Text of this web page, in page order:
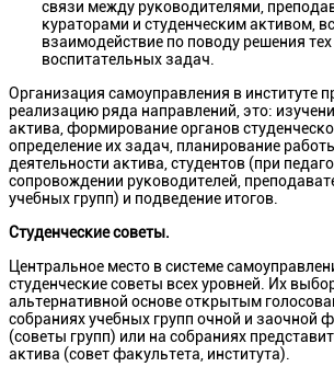
связи между руководителями,
кураторами и студенческим активом,
взаимодействие по поводу решения
воспитательных задач.
Организация самоуправления в институте
реализацию ряда направлений, это:
актива, формирование органов
определение их задач, планирование
деятельности актива, студентов (при
сопровождении руководителей,
учебных групп) и подведение итогов.
Студенческие советы.
Центральное место в системе
студенческие советы всех уровней. Их
альтернативной основе открытым
собраниях учебных групп очной и заочной
(советы групп) или на собраниях
актива (совет факультета, института).